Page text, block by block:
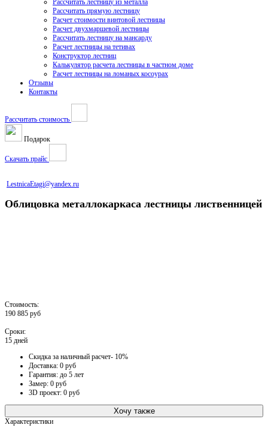
Рассчитать лестницу из металла
Рассчитать прямую лестницу
Расчет стоимости винтовой лестницы
Расчет двухмаршевой лестницы
Рассчитать лестницу на мансарду
Расчет лестницы на тетивах
Конструктор лестниц
Калькулятор расчета лестницы в частном доме
Расчет лестницы на ломаных косоурах
Отзывы
Контакты
Рассчитать стоимость
Подарок
Скачать прайс
LestnicaEtagi@yandex.ru
Облицовка металлокаркаса лестницы лиственницей
Стоимость:
190 885 руб
Сроки:
15 дней
Скидка за наличный расчет- 10%
Доставка: 0 руб
Гарантия: до 5 лет
Замер: 0 руб
3D проект: 0 руб
Хочу также
Характеристики